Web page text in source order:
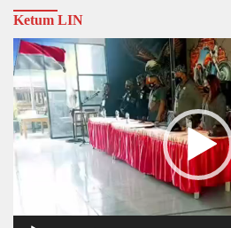
Ketum LIN
Video
Player